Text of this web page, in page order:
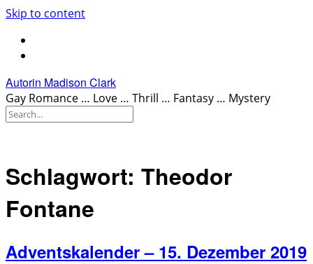
Skip to content
Autorin Madison Clark
Gay Romance … Love … Thrill … Fantasy … Mystery
Schlagwort: Theodor
Fontane
Adventskalender – 15. Dezember 2019